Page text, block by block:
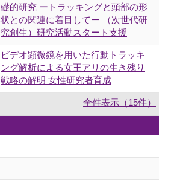
礎的研究 ートラッキングと頭部の形
状との関連に着目してー （次世代研
究創生）研究活動スタート支援
ビデオ顕微鏡を用いた行動トラッキ
ング解析による女王アリの生き残り
戦略の解明 ⼥性研究者育成
全件表示（15件）